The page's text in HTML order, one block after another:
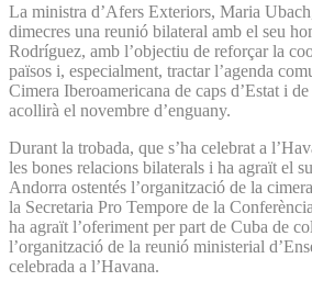
La ministra d’Afers Exteriors, Maria
dimecres una reunió bilateral amb el seu
Rodríguez, amb l’objectiu de reforçar la
països i, especialment, tractar l’agenda
Cimera Iberoamericana de caps d’Estat i
acollirà el novembre d’enguany.
Durant la trobada, que s’ha celebrat a
les bones relacions bilaterals i ha agraït el
Andorra ostentés l’organització de la
la Secretaria Pro Tempore de la
ha agraït l’oferiment per part de Cuba de
l’organització de la reunió ministerial
celebrada a l’Havana.